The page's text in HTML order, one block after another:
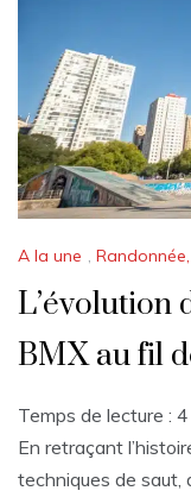
A la une ,
L’évolution
BMX au fil
Temps de lecture : 4
En retraçant
techniques de saut,